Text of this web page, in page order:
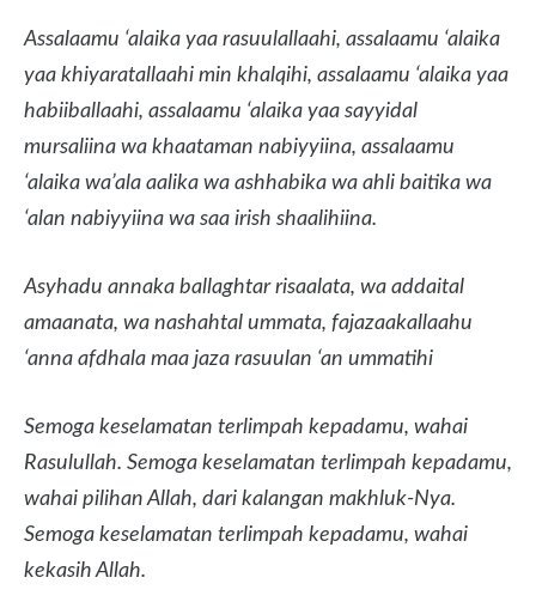
Assalaamu ‘alaika yaa rasuulallaahi, assalaamu ‘alaika
yaa khiyaratallaahi min khalqihi, assalaamu ‘alaika yaa
habiiballaahi, assalaamu ‘alaika yaa sayyidal
mursaliina wa khaataman nabiyyiina, assalaamu
‘alaika wa’ala aalika wa ashhabika wa ahli baitika wa
‘alan nabiyyiina wa saa irish shaalihiina.
Asyhadu annaka ballaghtar risaalata, wa addaital
amaanata, wa nashahtal ummata, fajazaakallaahu
‘anna afdhala maa jaza rasuulan ‘an ummatihi
Semoga keselamatan terlimpah kepadamu, wahai
Rasulullah. Semoga keselamatan terlimpah kepadamu,
wahai pilihan Allah, dari kalangan makhluk-Nya.
Semoga keselamatan terlimpah kepadamu, wahai
kekasih Allah.